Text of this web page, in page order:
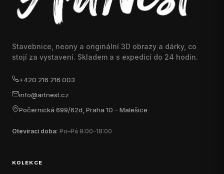
Stavebnice, neony a originální 3D obrazy a dárky, co
stojí za vystavení. Skladem a s expedicí do 24 hodin.
+420 216 216 003
info@artnest.cz
Počernická 699/62d, Praha 10 – Malešice
Otevírací doba: Po–Pá 9:00–18:00
KOLEKCE